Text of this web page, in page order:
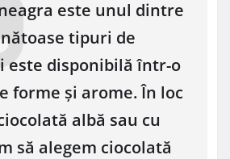
este unul dintre
tipuri de
este disponibilă într-o
forme și arome. În loc
albă sau cu
să alegem ciocolată